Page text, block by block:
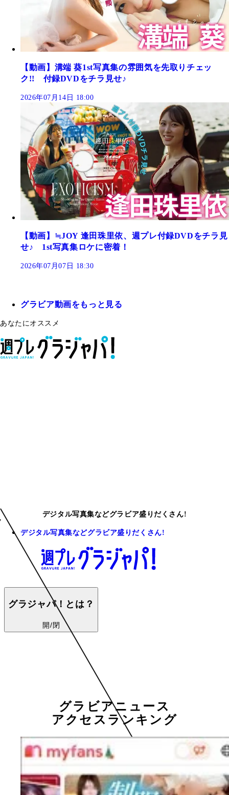
【動画】溝端 葵1st写真集の雰囲気を先取りチェッ
ク!! 付録DVDをチラ見せ♪
2026年07月14日 18:00
【動画】≒JOY 逢田珠里依、週プレ付録DVDをチラ見
せ♪ 1st写真集ロケに密着！
2026年07月07日 18:30
グラビア動画をもっと見る
あなたにオススメ
デジタル写真集などグラビア盛りだくさん!
デジタル写真集などグラビア盛りだくさん!
グラジャパ！とは？
開/閉
グラビアニュース
アクセスランキング